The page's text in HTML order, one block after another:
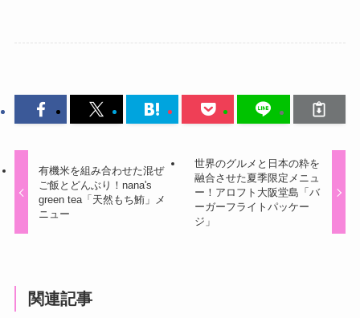
有機米を組み合わせた混ぜ
ご飯とどんぶり！nana's
green tea「天然もち鮪」メ
ニュー
世界のグルメと日本の粋を
融合させた夏季限定メニュ
ー！アロフト大阪堂島「バ
ーガーフライトパッケー
ジ」
関連記事